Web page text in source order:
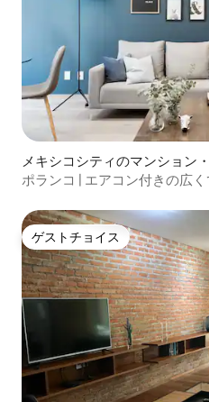
メキシコシティのマンション
ポランコ | エアコン付きの広
ゲストチョイス
ゲストチョイス